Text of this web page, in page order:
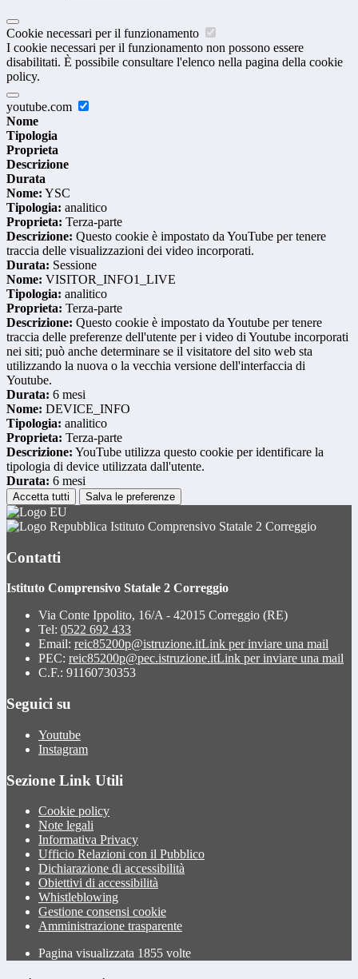
Cookie necessari per il funzionamento
I cookie necessari per il funzionamento non possono essere
disabilitati. È possibile consultare l'elenco nella pagina della cookie
policy.
youtube.com
Nome
Tipologia
Proprieta
Descrizione
Durata
Nome: YSC
Tipologia: analitico
Proprieta: Terza-parte
Descrizione: Questo cookie è impostato da YouTube per tenere
traccia delle visualizzazioni dei video incorporati.
Durata: Sessione
Nome: VISITOR_INFO1_LIVE
Tipologia: analitico
Proprieta: Terza-parte
Descrizione: Questo cookie è impostato da Youtube per tenere
traccia delle preferenze dell'utente per i video di Youtube incorporati
nei siti; può anche determinare se il visitatore del sito web sta
utilizzando la nuova o la vecchia versione dell'interfaccia di
Youtube.
Durata: 6 mesi
Nome: DEVICE_INFO
Tipologia: analitico
Proprieta: Terza-parte
Descrizione: YouTube utilizza questo cookie per identificare la
tipologia di device utilizzata dall'utente.
Durata: 6 mesi
Accetta tutti Salva le preferenze
Istituto Comprensivo Statale 2 Correggio
Contatti
Istituto Comprensivo Statale 2 Correggio
Via Conte Ippolito, 16/A - 42015 Correggio (RE)
Tel: 0522 692 433
Email: reic85200p@istruzione.itLink per inviare una mail
PEC: reic85200p@pec.istruzione.itLink per inviare una mail
C.F.: 91160730353
Seguici su
Youtube
Instagram
Sezione Link Utili
Cookie policy
Note legali
Informativa Privacy
Ufficio Relazioni con il Pubblico
Dichiarazione di accessibilità
Obiettivi di accessibilità
Whistleblowing
Gestione consensi cookie
Amministrazione trasparente
Pagina visualizzata 1855 volte